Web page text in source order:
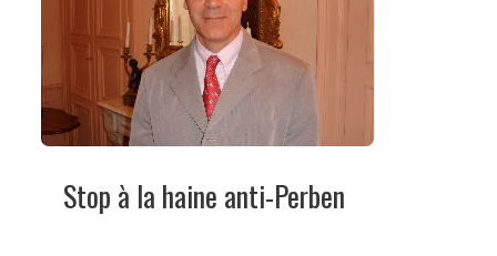
Stop à la haine anti-Perben